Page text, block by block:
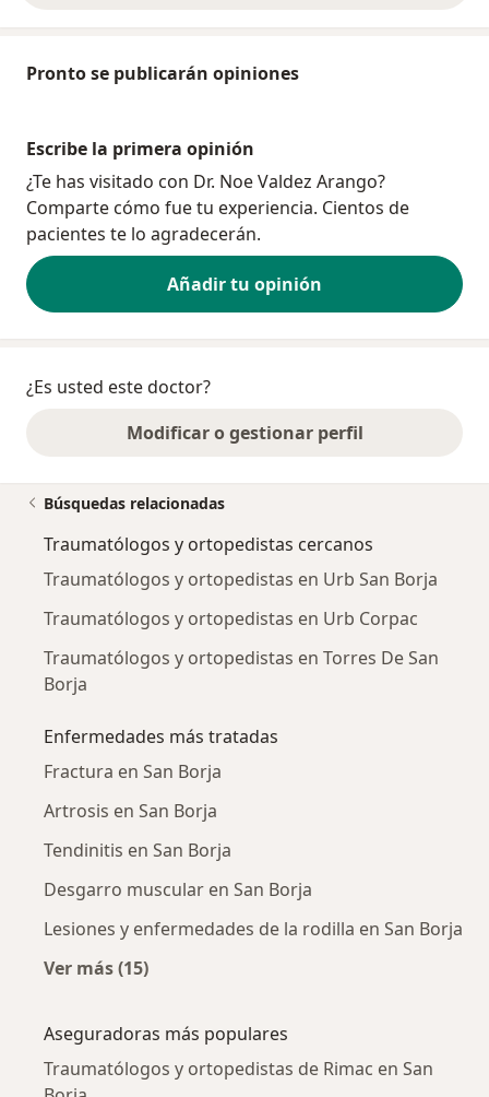
Pronto se publicarán opiniones
Escribe la primera opinión
¿Te has visitado con Dr. Noe Valdez Arango?
Comparte cómo fue tu experiencia. Cientos de
pacientes te lo agradecerán.
Añadir tu opinión
¿Es usted este doctor?
Modificar o gestionar perfil
Búsquedas relacionadas
Traumatólogos y ortopedistas cercanos
Traumatólogos y ortopedistas en Urb San Borja
Traumatólogos y ortopedistas en Urb Corpac
Traumatólogos y ortopedistas en Torres De San
Borja
Enfermedades más tratadas
Fractura en San Borja
Artrosis en San Borja
Tendinitis en San Borja
Desgarro muscular en San Borja
Lesiones y enfermedades de la rodilla en San Borja
Ver más (15)
Aseguradoras más populares
Traumatólogos y ortopedistas de Rimac en San